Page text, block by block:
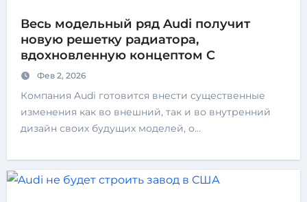
Весь модельный ряд Audi получит
новую решетку радиатора,
вдохновленную концептом C
Фев 2, 2026
Компания Audi готовится внести существенные
изменения как во внешний, так и во внутренний
дизайн своих будущих моделей, о…